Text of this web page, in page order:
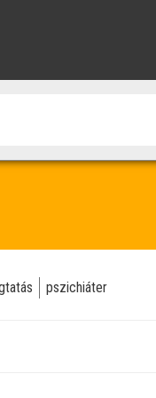
pszichiáter